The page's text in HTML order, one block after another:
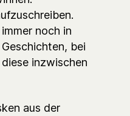
noch in
bei
inzwischen
aus der